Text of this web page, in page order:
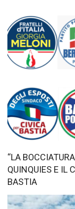
“LA
QUINQUIES E IL
BASTIA